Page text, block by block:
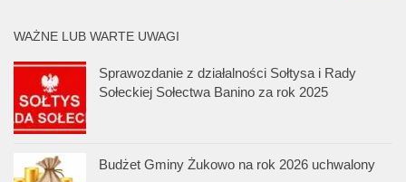
WAŻNE LUB WARTE UWAGI
Sprawozdanie z działalności Sołtysa i Rady
Sołeckiej Sołectwa Banino za rok 2025
Budżet Gminy Żukowo na rok 2026 uchwalony